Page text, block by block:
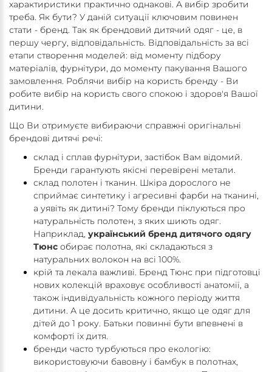
характиристики практично однакові. А вибір зробити
треба. Як бути? У даній ситуації ключовим повинен
стати - бренд. Так як брендовий дитячий одяг - це, в
першу чергу, відповідальність. Відповідальність за всі
етапи створення моделей: від моменту підбору
матеріалів, фурнітури, до моменту пакування Вашого
замовлення. Роблячи вибір на користь бренду - Ви
робите вибір на користь свого спокою і здоров'я Вашої
дитини.
Що Ви отримуєте вибираючи справжні оригінальні
брендові дитячі речі:
склад і сплав фурнітури, застібок Вам відомий.
Бренди гарантують якісні перевірені метали.
склад полотен і тканин. Шкіра дорослого не
сприймає синтетику і агресивні фарби на тканині,
а уявіть як дитині? Тому бренди піклуються про
натуральність полотен, з яких шиють одяг.
Наприклад, український бренд дитячого одягу
Тюнс обирає полотна, які складаються з
натуральних волокон на всі 100%.
крій та лекала важливі. Бренд Тюнс при підготовці
нових колекцій враховує особливості анатомії, а
також індивідуальність кожного періоду життя
дитини. А це досить критично, якщо це одяг для
дітей до 1 року. Батьки повинні бути впевнені в
комфорті їх дитя.
бренди часто турбуються про екологію:
використовуючи бавовну і бамбук в полотнах,